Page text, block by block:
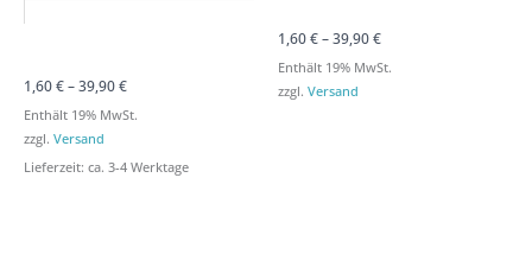
1,60€–39,90€
Enthält 19% MwSt.
zzgl. Versand
Lieferzeit: ca. 3-4 Werktage
1,60€–39,90€
Enthält 19% MwSt.
zzgl. Versand